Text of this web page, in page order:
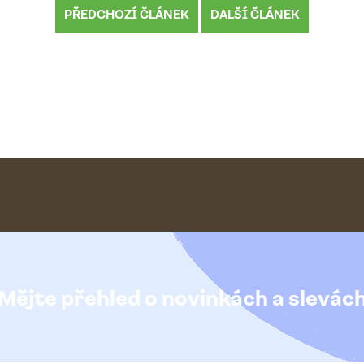
PŘEDCHOZÍ ČLÁNEK DALŠÍ ČLÁNEK
Mějte přehled o novinkácha